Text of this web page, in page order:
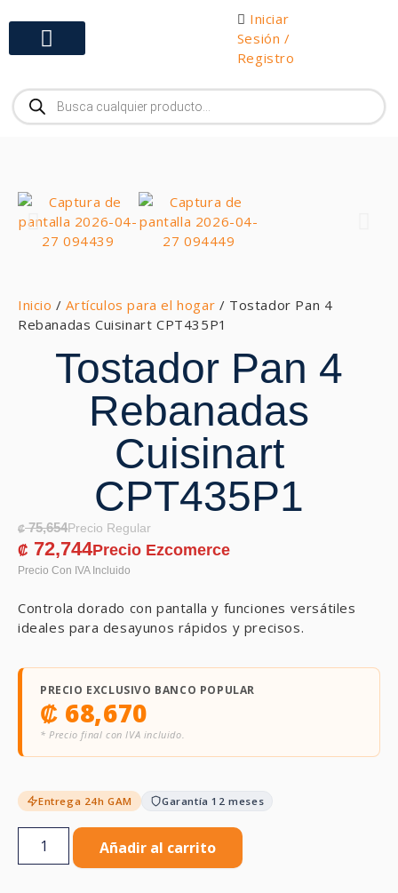
Iniciar
Sesión /
Registro
Inicio /Artículos para el hogar / Tostador Pan 4
Rebanadas Cuisinart CPT435P1
Tostador Pan 4
Rebanadas
Cuisinart
CPT435P1
₡75,654
₡ 72,744
Controla dorado con pantalla y funciones versátiles
ideales para desayunos rápidos y precisos.
PRECIO EXCLUSIVO BANCO POPULAR
₡ 68,670
* Precio final con IVA incluido.
Entrega 24h GAM Garantía 12 meses
Añadir al carrito